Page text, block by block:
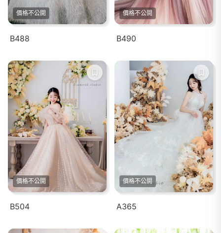
價格不公開
B488
價格不公開
B490
價格不公開
B504
價格不公開
A365